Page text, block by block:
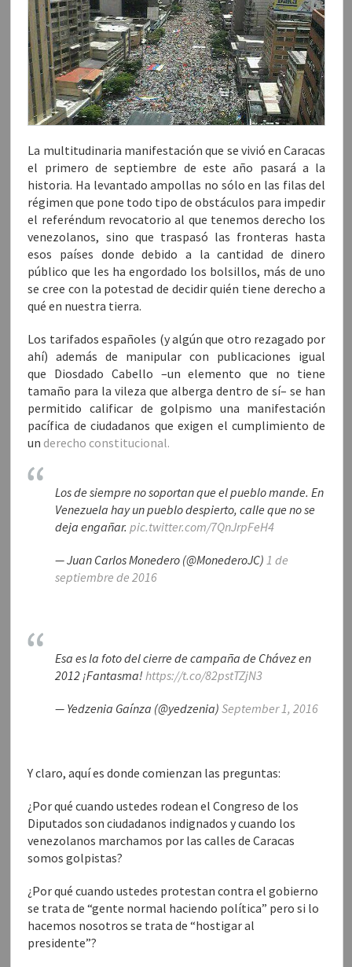
e
b
o
o
k
(
S
e
a
b
r
e
e
n
n
a
v
e
n
a
a
n
u
e
v
a
)
t
t
e
r
(
S
e
a
b
r
e
e
n
u
a
v
e
n
t
n
a
n
u
e
v
a
)
s
A
p
p
(
S
e
a
b
r
e
e
n
n
a
v
e
n
a
a
n
u
e
v
a
)
l
e
+
(
S
e
a
b
r
e
e
n
u
a
v
e
n
t
n
n
u
e
)
o
e
l
e
c
t
r
ó
n
i
c
o
a
u
a
m
i
g
o
S
e
a
b
r
e
e
n
u
n
t
a
n
a
n
e
a
)
La multitudinaria manifestación que se vivió en Caracas
el primero de septiembre de este año pasará a la
historia. Ha levantado ampollas no sólo en las filas del
régimen que pone todo tipo de obstáculos para impedir
el referéndum revocatorio al que tenemos derecho los
venezolanos, sino que traspasó las fronteras hasta
esos países donde debido a la cantidad de dinero
público que les ha engordado los bolsillos, más de uno
se cree con la potestad de decidir quién tiene derecho a
qué en nuestra tierra.
Los tarifados españoles (y algún que otro rezagado por
ahí) además de manipular con publicaciones igual
que Diosdado Cabello –un elemento que no tiene
tamaño para la vileza que alberga dentro de sí– se han
permitido calificar de golpismo una manifestación
pacífica de ciudadanos que exigen el cumplimiento de
underecho constitucional.
Los de siempre no soportan que el pueblo mande. En
Venezuela hay un pueblo despierto, calle que no se
deja engañar.pic.twitter.com/7QnJrpFeH4
— Juan Carlos Monedero (@MonederoJC)1 de
septiembre de 2016
Esa es la foto del cierre de campaña de Chávez en
2012 ¡Fantasma!https://t.co/82pstTZjN3
— Yedzenia Gaínza (@yedzenia)September 1, 2016
Y claro, aquí es donde comienzan las preguntas:
¿Por qué cuando ustedes rodean el Congreso de los
Diputados son ciudadanos indignados y cuando los
venezolanos marchamos por las calles de Caracas
somos golpistas?
¿Por qué cuando ustedes protestan contra el gobierno
se trata de “gente normal haciendo política” pero si lo
hacemos nosotros se trata de “hostigar al
presidente”?